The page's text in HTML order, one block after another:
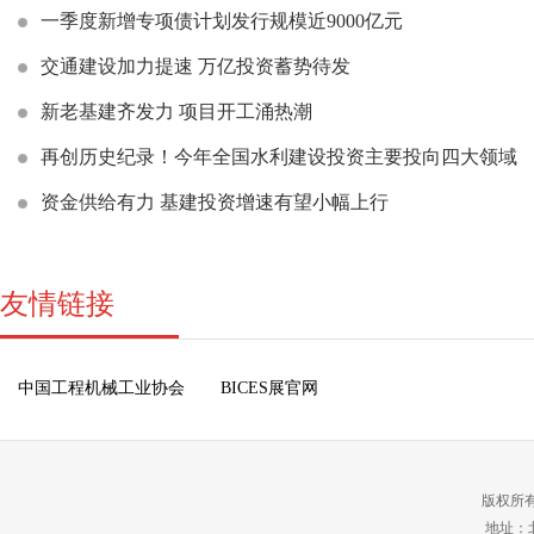
一季度新增专项债计划发行规模近9000亿元
交通建设加力提速 万亿投资蓄势待发
新老基建齐发力 项目开工涌热潮
再创历史纪录！今年全国水利建设投资主要投向四大领域
资金供给有力 基建投资增速有望小幅上行
友情链接
中国工程机械工业协会 BICES展官网
版权所
地址：